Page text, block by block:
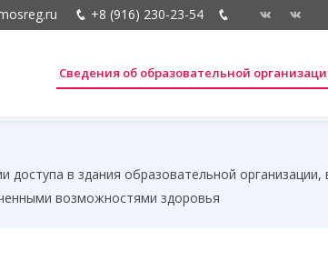
+8 (916) 230-23-54
Сведения об образовательной
доступа в здания образовательной
возможностями здоровья